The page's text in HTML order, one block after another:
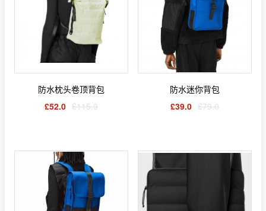
防水枕头卷顶背包
£52.0 £115.0
防水迷你背包
£39.0 £79.0